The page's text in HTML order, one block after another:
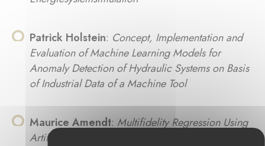
Patrick Holstein: Concept, Implementation and
Evaluation of Machine Learning Models for
Anomaly Detection of Hydraulic Systems on Basis
of Industrial Data of a Machine Tool
Maurice Amendt: Multifidelity Regression Using
Artificial Neural Networks